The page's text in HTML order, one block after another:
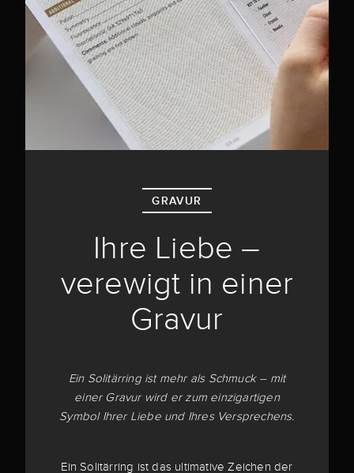
GRAVUR
Ihre Liebe –
verewigt in einer
Gravur
Ein Solitärring ist mehr als Schmuck – mit
einer Gravur wird er zum einzigartigen
Symbol Ihrer Liebe und Ihres Versprechens.
Ein Solitärring ist das ultimative Zeichen der